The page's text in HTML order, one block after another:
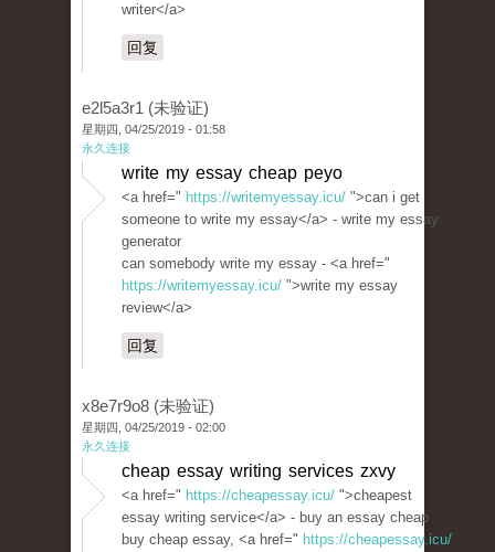
writer</a>
回复
e2l5a3r1 (未验证)
星期四, 04/25/2019 - 01:58
永久连接
write my essay cheap peyo
<a href=" https://writemyessay.icu/ ">can i get
someone to write my essay</a> - write my essay
generator
can somebody write my essay - <a href="
https://writemyessay.icu/ ">write my essay
review</a>
回复
x8e7r9o8 (未验证)
星期四, 04/25/2019 - 02:00
永久连接
cheap essay writing services zxvy
<a href=" https://cheapessay.icu/ ">cheapest
essay writing service</a> - buy an essay cheap
buy cheap essay, <a href=" https://cheapessay.icu/